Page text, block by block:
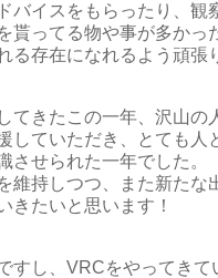
バイスをもらったり、観
貰ってる物や事が多かっ
る存在になれるよう頑張
てきたこの一年、沢山の
していただき、とても人
させられた一年でした。
維持しつつ、また新たな
きたいと思います！
すし、VRCをやってきて